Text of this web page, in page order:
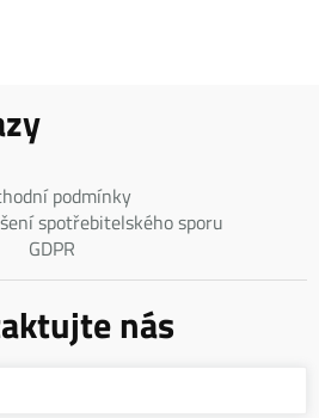
podmínky
spotřebitelského sporu
GDPR
nás